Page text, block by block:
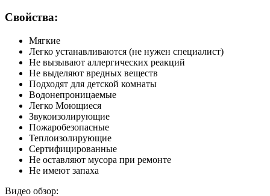
Свойства:
Мягкие
Легко устанавливаются (не нужен специалист)
Не вызывают аллергических реакций
Не выделяют вредных веществ
Подходят для детской комнаты
Водонепроницаемые
Легко Моющиеся
Звукоизолирующие
Пожаробезопасные
Теплоизолирующие
Сертифицированные
Не оставляют мусора при ремонте
Не имеют запаха
Видео обзор: